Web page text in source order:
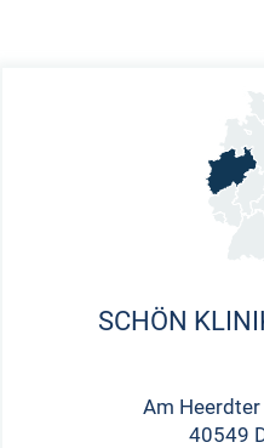
SCHÖN
Am
40549